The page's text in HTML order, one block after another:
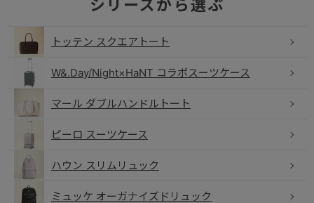
トッテン スクエアトート
W&.Day/Night×HaNT コラボスーツケース
マール ダブルハンドルトート
ピーロ スーツケース
ハウン スリムリュック
ミュッケ オーガナイズドリュック